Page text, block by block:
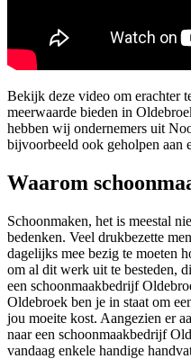
Bekijk deze video om erachter
meerwaarde bieden in
hebben wij ondernemers uit
bijvoorbeeld ook geholpen aan
Waarom
Schoonmaken, het is meestal
bedenken. Veel drukbezette
dagelijks mee bezig te moeten
om al dit werk uit te besteden,
een schoonmaakbedrijf
Oldebroek ben je in staat om
jou moeite kost. Aangezien er
naar een schoonmaakbedrijf
vandaag enkele handige